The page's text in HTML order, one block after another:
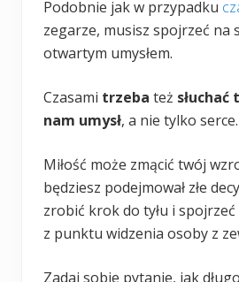
Podobnie jak w przypadku
zegarze, musisz spojrzeć na
otwartym umysłem.
Czasami trzeba też
nam umysł, a nie tylko serce.
Miłość może zmącić twój
będziesz podejmował złe
zrobić krok do tyłu i
z punktu widzenia osoby z
Zadaj sobie pytanie, jak